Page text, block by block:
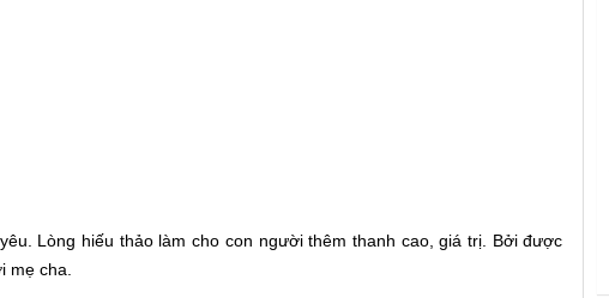
Lòng hiếu thảo làm cho con người thêm thanh cao, giá trị. Bởi được
mẹ cha.